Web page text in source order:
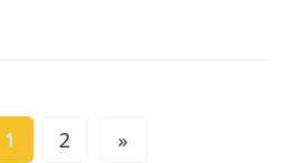
1 2 »